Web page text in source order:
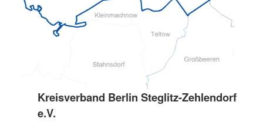
Kreisverband Berlin Steglitz-Zehlendorf
e.V.